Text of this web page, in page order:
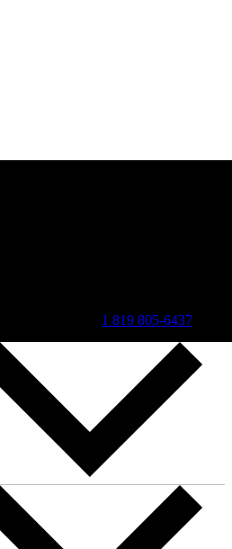
1 819 805-6437